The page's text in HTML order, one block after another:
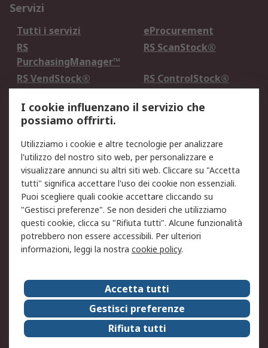
Servizi
Tutti i servizi
eProcurement
RS
PurchasingManager™
RS ScanStock®
RS VendStock®
RS ControlStock®
Legale
Informativa Cookie
Informativa Privacy -
Aggiornata
Email Security
Termini d'uso
Condizioni di vendita
Condizioni generali di
servizio
Etica e responsabilità
Chi Siamo
Chi Siamo
Contattaci
Supporto
ESG
Carriere
RS Group
Press Centre
Discovery: il Blog di RS
I cookie influenzano il servizio che
possiamo offrirti.
Utilizziamo i cookie e altre tecnologie per analizzare
l'utilizzo del nostro sito web, per personalizzare e
visualizzare annunci su altri siti web. Cliccare su "Accetta
tutti" significa accettare l'uso dei cookie non essenziali.
Puoi scegliere quali cookie accettare cliccando su
"Gestisci preferenze". Se non desideri che utilizziamo
questi cookie, clicca su "Rifiuta tutti". Alcune funzionalità
potrebbero non essere accessibili. Per ulteriori
informazioni, leggi la nostra cookie policy.
Accetta tutti
Gestisci preferenze
Rifiuta tutti